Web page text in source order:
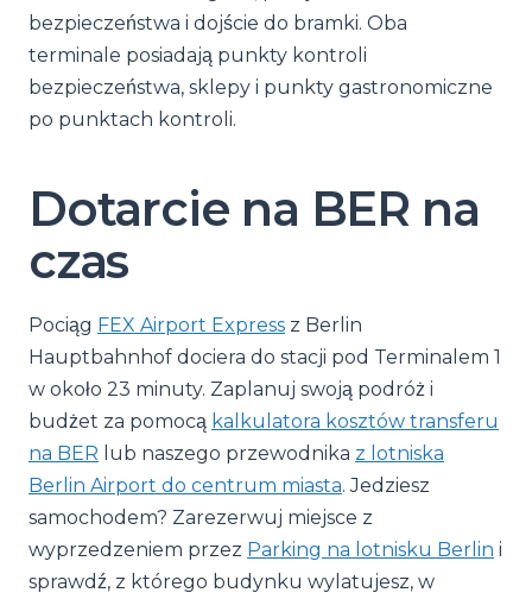
bezpieczeństwa i dojście do bramki. Oba
terminale posiadają punkty kontroli
bezpieczeństwa, sklepy i punkty gastronomiczne
po punktach kontroli.
Dotarcie na BER na
czas
Pociąg FEX Airport Express z Berlin
Hauptbahnhof dociera do stacji pod Terminalem 1
w około 23 minuty. Zaplanuj swoją podróż i
budżet za pomocą kalkulatora kosztów transferu
na BER lub naszego przewodnika z lotniska
Berlin Airport do centrum miasta. Jedziesz
samochodem? Zarezerwuj miejsce z
wyprzedzeniem przez Parking na lotnisku Berlin i
sprawdź, z którego budynku wylatujesz, w